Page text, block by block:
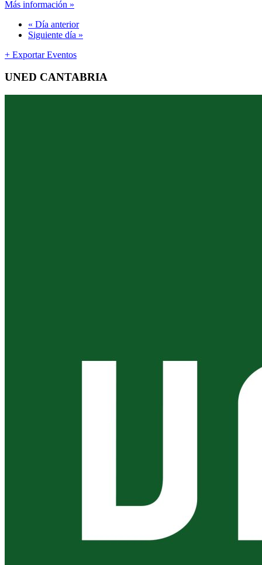
Más información »
« Día anterior
Siguiente día »
+ Exportar Eventos
UNED CANTABRIA